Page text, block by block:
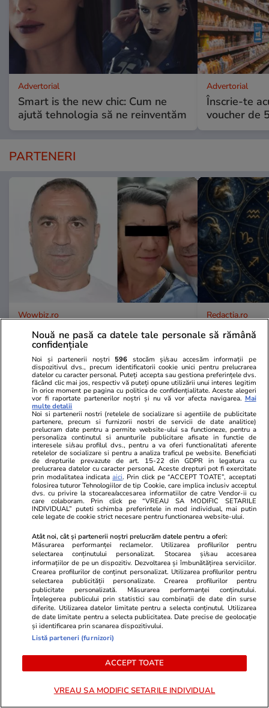
Advertorial
Smart is the new chic: Cum ne
ajută tehnologia să ne reinventăm
Advertorial
Înscrie-te
voucher de
PARTENERI
Wowbiz.ro
Detalii halucinante în cazul
bărbatului găsit îngropat într-o
curte din Botoșani! Marinel a fost
înjunghiat în inimă, iar concubina
lui se numără printre suspecți
Redactia.ro
August
definitiv
POLITIC
Analiză
Politică 07 aug.
Peste 900 de foști parlamentari
încasează pensii speciale. 154
de dosare noi au fost aprobate
după o decizie CCR din 2023.
Politică 07 aug.
Ilie Bolojan acuză PSD și AUR
că au „mutilat” legile din PNRR:
„Riscul este să pierdem bani
europeni și să fim penalizați”
PARTENERI
Nouă ne pasă ca datele tale personale să rămână
confidențiale
Noi și partenerii noștri 596 stocăm și/sau accesăm informații pe
dispozitivul dvs., precum identificatorii cookie unici pentru prelucrarea
datelor cu caracter personal. Puteți accepta sau gestiona preferințele dvs.
făcând clic mai jos, respectiv vă puteți opune utilizării unui interes legitim
în orice moment pe pagina cu politica de confidențialitate. Aceste alegeri
vor fi raportate partenerilor noștri și nu vă vor afecta navigarea. Mai
multe detalii
Noi si partenerii nostri (retelele de socializare si agentiile de publicitate
partenere, precum si furnizorii nostri de servicii de date analitice)
prelucram date pentru a permite website-ului sa functioneze, pentru a
personaliza continutul si anunturile publicitare afisate in functie de
interesele si/sau profilul dvs., pentru a va oferi functionalitati aferente
retelelor de socializare si pentru a analiza traficul pe website. Beneficiati
de drepturile prevazute de art. 15-22 din GDPR in legatura cu
prelucrarea datelor cu caracter personal. Aceste drepturi pot fi exercitate
prin modalitatea indicataaici. Prin click pe “ACCEPT TOATE”, acceptati
folosirea tuturor Tehnologiilor de tip Cookie, care implica inclusiv acceptul
dvs. cu privire la stocarea/accesarea informatiilor de catre Vendor-ii cu
care colaboram. Prin click pe “VREAU SA MODIFIC SETARILE
INDIVIDUAL” puteti schimba preferintele in mod individual, mai putin
cele legate de cookie strict necesare pentru functionarea website-ului.
Atât noi, cât și partenerii noștri prelucrăm datele pentru a oferi:
Măsurarea performanței reclamelor. Utilizarea profilurilor pentru
selectarea conținutului personalizat. Stocarea și/sau accesarea
informațiilor de pe un dispozitiv. Dezvoltarea și îmbunătățirea serviciilor.
Crearea profilurilor de conținut personalizat. Utilizarea profilurilor pentru
selectarea publicității personalizate. Crearea profilurilor pentru
publicitate personalizată. Măsurarea performanței conținutului.
Înțelegerea publicului prin statistici sau combinații de date din surse
diferite. Utilizarea datelor limitate pentru a selecta conținutul. Utilizarea
de date limitate pentru a selecta publicitatea. Date precise de geolocație
și identificarea prin scanarea dispozitivului.
Listă parteneri (furnizori)
ACCEPT TOATE
VREAU SA MODIFIC SETARILE INDIVIDUAL